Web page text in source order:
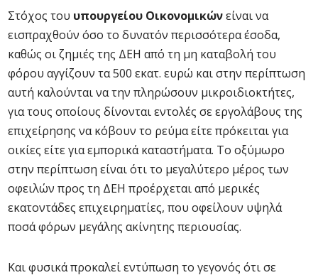
Στόχος του υπουργείου Οικονομικώνείναι να
εισπραχθούν όσο το δυνατόν περισσότερα έσοδα,
καθώς οι ζημιές της ΔΕΗ από τη μη καταβολή του
φόρου αγγίζουν τα 500 εκατ. ευρώ και στην περίπτωση
αυτή καλούνται να την πληρώσουν μικροιδιοκτήτες,
για τους οποίους δίνονται εντολές σε εργολάβους της
επιχείρησης να κόβουν το ρεύμα είτε πρόκειται για
οικίες είτε για εμπορικά καταστήματα. Το οξύμωρο
στην περίπτωση είναι ότι το μεγαλύτερο μέρος των
οφειλών προς τη ΔΕΗ προέρχεται από μερικές
εκατοντάδες επιχειρηματίες, που οφείλουν υψηλά
ποσά φόρων μεγάλης ακίνητης περιουσίας.
Και φυσικά προκαλεί εντύπωση το γεγονός ότι σε